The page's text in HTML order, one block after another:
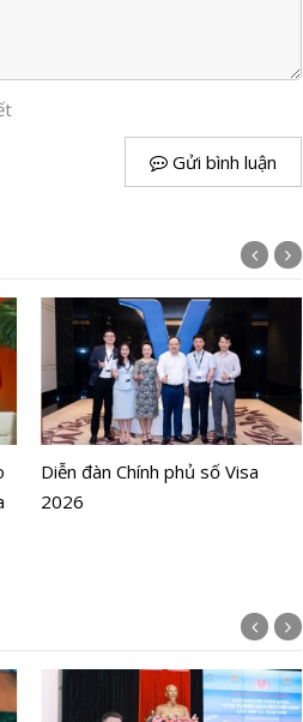
Gửi bình luận
Diễn đàn Chính phủ số Visa
2026